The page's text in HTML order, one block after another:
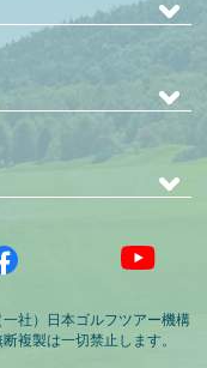
社）日本ゴルフツアー機構
複製は一切禁止します。